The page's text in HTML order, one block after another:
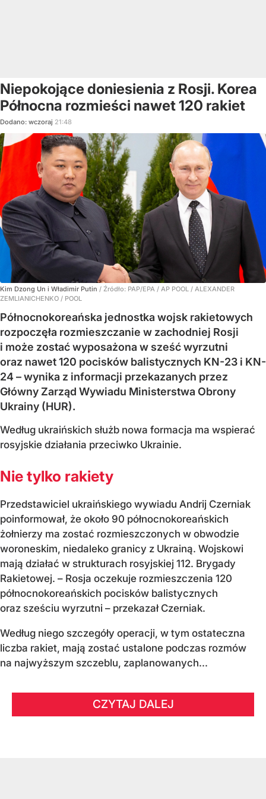
Niepokojące doniesienia z Rosji. Korea
Północna rozmieści nawet 120 rakiet
Dodano: wczoraj 21:48
Kim Dzong Un i Władimir Putin / Źródło: PAP/EPA / AP POOL / ALEXANDER
ZEMLIANICHENKO / POOL
Północnokoreańska jednostka wojsk rakietowych
rozpoczęła rozmieszczanie w zachodniej Rosji
i może zostać wyposażona w sześć wyrzutni
oraz nawet 120 pocisków balistycznych KN-23 i KN-
24 – wynika z informacji przekazanych przez
Główny Zarząd Wywiadu Ministerstwa Obrony
Ukrainy (HUR).
Według ukraińskich służb nowa formacja ma wspierać
rosyjskie działania przeciwko Ukrainie.
Nie tylko rakiety
Przedstawiciel ukraińskiego wywiadu Andrij Czerniak
poinformował, że około 90 północnokoreańskich
żołnierzy ma zostać rozmieszczonych w obwodzie
woroneskim, niedaleko granicy z Ukrainą. Wojskowi
mają działać w strukturach rosyjskiej 112. Brygady
Rakietowej. – Rosja oczekuje rozmieszczenia 120
północnokoreańskich pocisków balistycznych
oraz sześciu wyrzutni – przekazał Czerniak.
Według niego szczegóły operacji, w tym ostateczna
liczba rakiet, mają zostać ustalone podczas rozmów
na najwyższym szczeblu, zaplanowanych...
CZYTAJ DALEJ